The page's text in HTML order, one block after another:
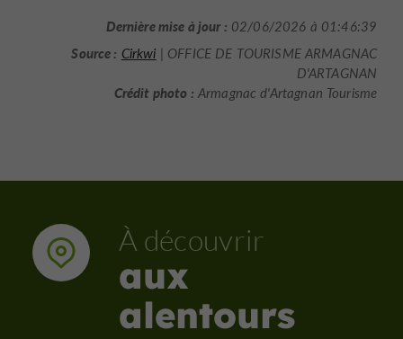
Dernière mise à jour : 02/06/2026 à 01:46:39
Source : Cirkwi | OFFICE DE TOURISME ARMAGNAC
D'ARTAGNAN
Crédit photo : Armagnac d'Artagnan Tourisme
À découvrir
aux
alentours